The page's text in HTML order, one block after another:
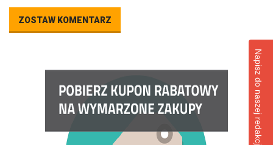
ZOSTAW KOMENTARZ
Napisz do naszej redakcji